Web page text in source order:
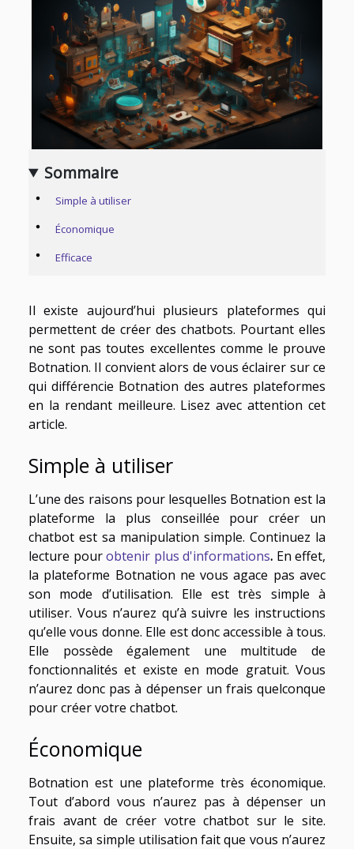
Sommaire
Simple à utiliser
Économique
Efficace
Il existe aujourd’hui plusieurs plateformes qui
permettent de créer des chatbots. Pourtant elles
ne sont pas toutes excellentes comme le prouve
Botnation. Il convient alors de vous éclairer sur ce
qui différencie Botnation des autres plateformes
en la rendant meilleure. Lisez avec attention cet
article.
Simple à utiliser
L’une des raisons pour lesquelles Botnation est la
plateforme la plus conseillée pour créer un
chatbot est sa manipulation simple. Continuez la
lecture pourobtenir plus d'informations. En effet,
la plateforme Botnation ne vous agace pas avec
son mode d’utilisation. Elle est très simple à
utiliser. Vous n’aurez qu’à suivre les instructions
qu’elle vous donne. Elle est donc accessible à tous.
Elle possède également une multitude de
fonctionnalités et existe en mode gratuit. Vous
n’aurez donc pas à dépenser un frais quelconque
pour créer votre chatbot.
Économique
Botnation est une plateforme très économique.
Tout d’abord vous n’aurez pas à dépenser un
frais avant de créer votre chatbot sur le site.
Ensuite, sa simple utilisation fait que vous n’aurez